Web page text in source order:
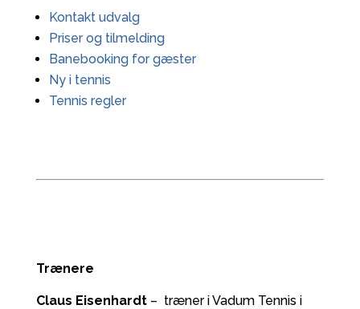
Kontakt udvalg
Priser og tilmelding
Banebooking for gæster
Ny i tennis
Tennis regler
Trænere
Claus Eisenhardt – træner i Vadum Tennis i